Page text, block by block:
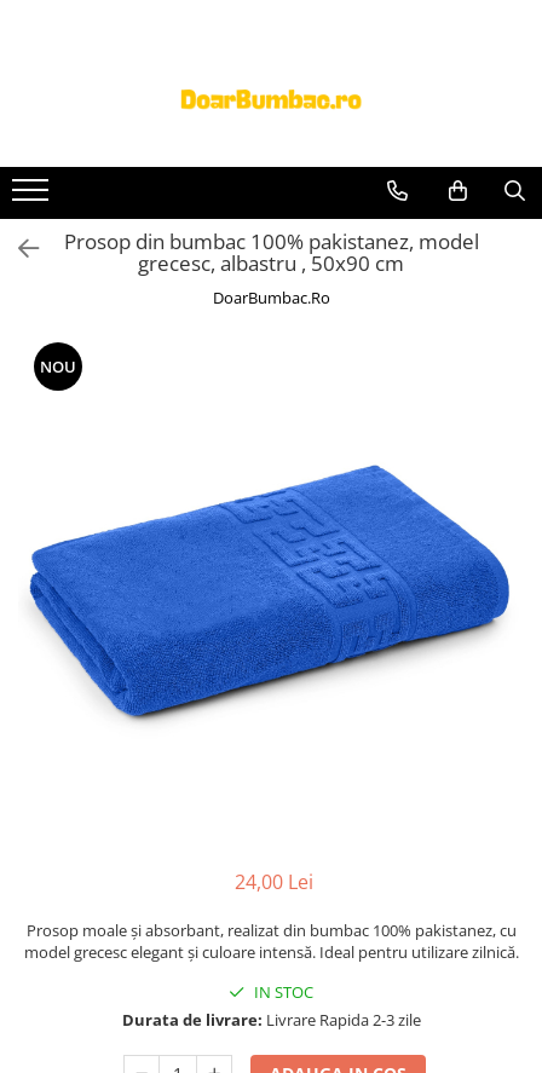
SET 5 Prosoape 100% Bumbac
Prosop din bumbac 100% pakistanez, model
grecesc, albastru , 50x90 cm
DoarBumbac.Ro
NOU
24,00 Lei
Prosop moale și absorbant, realizat din bumbac 100% pakistanez, cu
model grecesc elegant și culoare intensă. Ideal pentru utilizare zilnică.
IN STOC
Durata de livrare: Livrare Rapida 2-3 zile